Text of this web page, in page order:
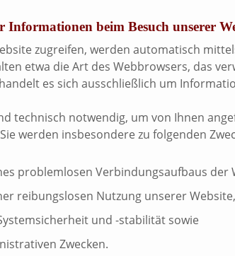
Informationen beim Besuch unserer
zugreifen, werden automatisch
etwa die Art des Webbrowsers, das
es sich ausschließlich um
technisch notwendig, um von Ihnen
werden insbesondere zu folgenden
problemlosen Verbindungsaufbaus der
reibungslosen Nutzung unserer Website,
und -stabilität sowie
Zwecken.